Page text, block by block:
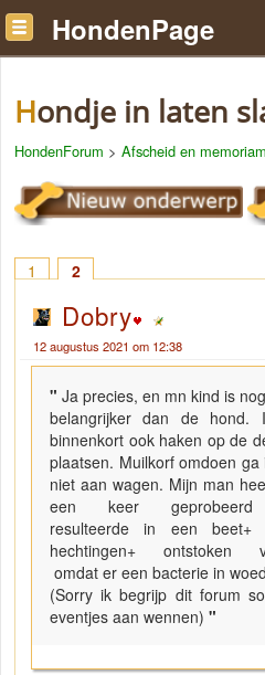
HondenPage
Hondje in laten
HondenForum > Afscheid en memoriam
1 2
Dobry
12 augustus 2021 om 12:38
"Ja precies, en mn kind is
belangrijker dan de hond.
binnenkort ook haken op de
plaatsen. Muilkorf omdoen ga
niet aan wagen. Mijn man
een keer
resulteerde in een beet+
hechtingen+ ontstoken
omdat er een bacterie in
(Sorry ik begrijp dit forum
eventjes aan wennen) "